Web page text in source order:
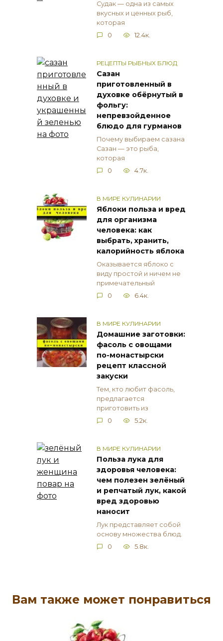
Судак — одна из самых
вкусных и ценных рыб,
которая
0
12.4к.
РЕЦЕПТЫ РЫБНЫХ БЛЮД
Сазан
приготовленный в
духовке обёрнутый в
фольгу:
непревзойденное
блюдо для гурманов
Почему выбираем сазана
Сазан — это рыба,
которая
0
4.7к.
В МИРЕ КУЛИНАРИИ
Яблоки польза и вред
для организма
человека: как
выбрать, хранить,
калорийность яблока
Оказывается яблоко с
виду простой и ничем не
примечательный
0
6.4к.
В МИРЕ КУЛИНАРИИ
Домашние заготовки:
фасоль с овощами
по-монастырски
рецепт классной
закуски
Тем, кто любит фасоль,
предлагается
приготовить из
0
5.2к.
В МИРЕ КУЛИНАРИИ
Польза лука для
здоровья человека:
чем полезен зелёный
и репчатый лук, какой
вред здоровью
наносит
Лук представляет собой
основу множества блюд.
0
5.8к.
Вам также может понравиться